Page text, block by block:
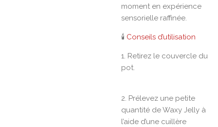
moment en expérience
sensorielle raffinée.
🕯️ Conseils d’utilisation
1. Retirez le couvercle du
pot.
2. Prélevez une petite
quantité de Waxy Jelly à
l’aide d’une cuillère